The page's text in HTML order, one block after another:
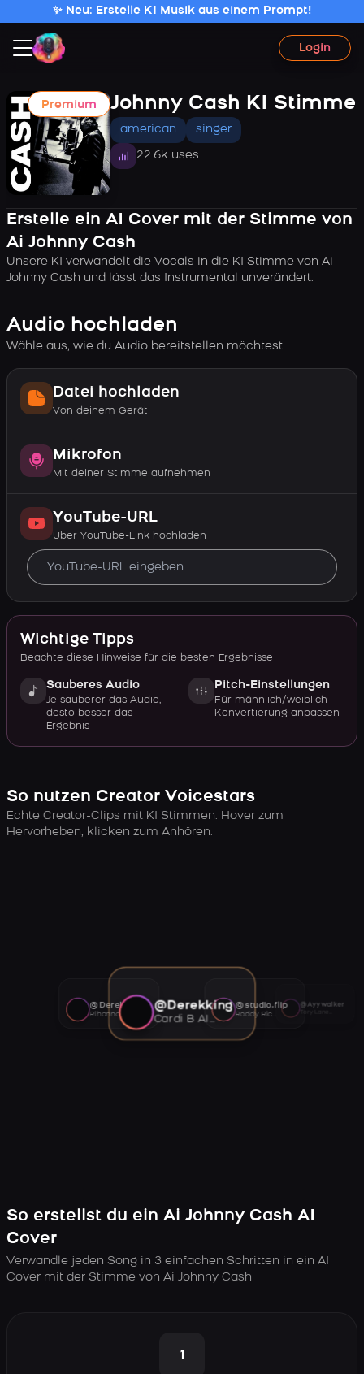
✨ Neu: Erstelle KI Musik aus einem Prompt!
Login
Premium Johnny Cash KI Stimme
american singer
22.6k uses
Erstelle ein AI Cover mit der Stimme von
Ai Johnny Cash
Unsere KI verwandelt die Vocals in die KI Stimme von Ai
Johnny Cash und lässt das Instrumental unverändert.
Audio hochladen
Wähle aus, wie du Audio bereitstellen möchtest
Datei hochladen
Von deinem Gerät
Mikrofon
Mit deiner Stimme aufnehmen
YouTube-URL
Über YouTube-Link hochladen
Wichtige Tipps
Beachte diese Hinweise für die besten Ergebnisse
Sauberes Audio
Je sauberer das Audio,
desto besser das
Ergebnis
Pitch-Einstellungen
Für männlich/weiblich-
Konvertierung anpassen
So nutzen Creator Voicestars
Echte Creator-Clips mit KI Stimmen. Hover zum
Hervorheben, klicken zum Anhören.
@Derekking
Cardi B AI voice
@studio.flip
Roddy Ricch AI voice
@Ayywalker
@Derekking
Rihanna AI voice
So erstellst du ein Ai Johnny Cash AI
Cover
Verwandle jeden Song in 3 einfachen Schritten in ein AI
Cover mit der Stimme von Ai Johnny Cash
1